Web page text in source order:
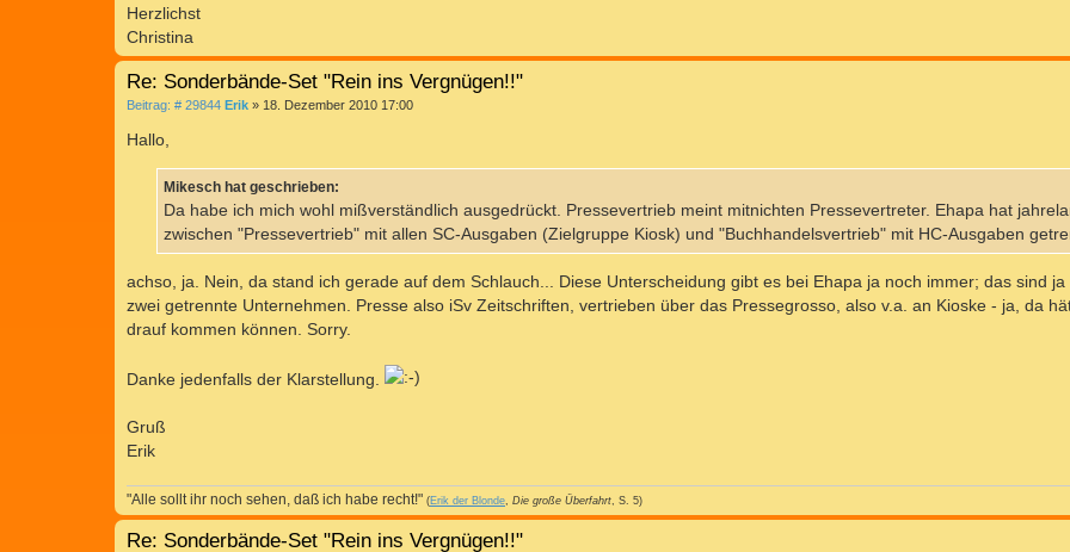
Herzlichst
Christina
Re: Sonderbände-Set "Rein ins Vergnügen!!"
Beitrag: # 29844B
r
a
Erik » 18. Dezember 2010 17:00
Hallo,
Mikesch hat geschrieben:
Da habe ich mich wohl mißverständlich ausgedrückt. Pressevertrieb meint mitnichten Pressevertreter. Ehapa hat
zwischen "Pressevertrieb" mit allen SC-Ausgaben (Zielgruppe Kiosk) und "Buchhandelsvertrieb" mit HC-Ausgaben
achso, ja. Nein, da stand ich gerade auf dem Schlauch... Diese Unterscheidung gibt es bei Ehapa ja noch immer; das sind ja
zwei getrennte Unternehmen. Presse also iSv Zeitschriften, vertrieben über das Pressegrosso, also v.a. an Kioske - ja, da
drauf kommen können. Sorry.
Danke jedenfalls der Klarstellung.
Gruß
Erik
"Alle sollt ihr noch sehen, daß ich habe recht!" (Erik der Blonde Die große Überfahrt , S. 5)
Re: Sonderbände-Set "Rein ins Vergnügen!!"